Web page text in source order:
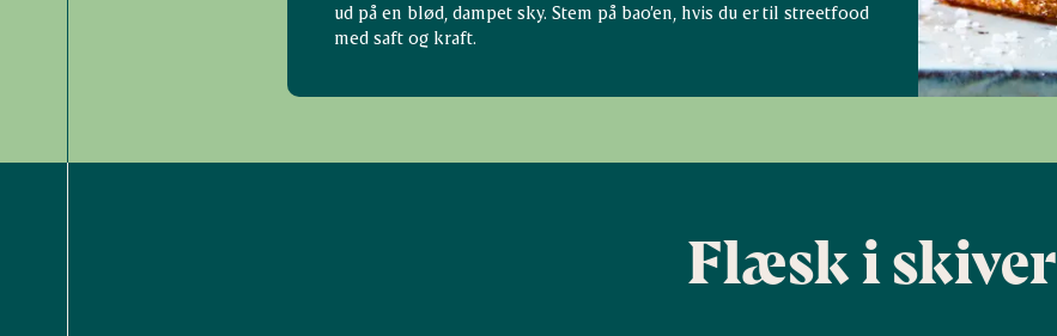
ud på en blød, dampet sky. Stem på bao’en, hvis du er til streetfood
med saft og kraft.
Flæsk i skiver